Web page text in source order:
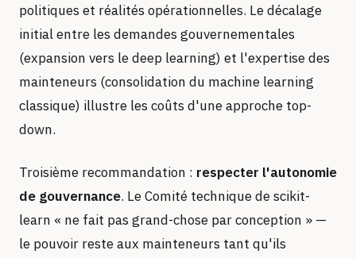
politiques et réalités opérationnelles. Le décalage
initial entre les demandes gouvernementales
(expansion vers le deep learning) et l'expertise des
mainteneurs (consolidation du machine learning
classique) illustre les coûts d'une approche top-
down.
Troisième recommandation : respecter l'autonomie
de gouvernance. Le Comité technique de scikit-
learn « ne fait pas grand-chose par conception » —
le pouvoir reste aux mainteneurs tant qu'ils